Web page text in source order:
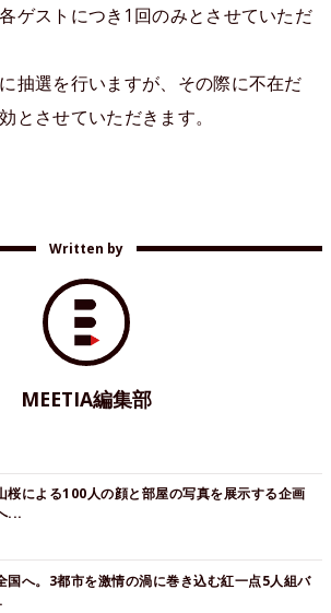
ゲストにつき1回のみとさせていただ
抽選を行いますが、その際に不在だ
とさせていただきます。
Written by
MEETIA編集部
桜による100人の顔と部屋の写真を展示する企画
...
国へ。3都市を激情の渦に巻き込む紅一点5人組バ